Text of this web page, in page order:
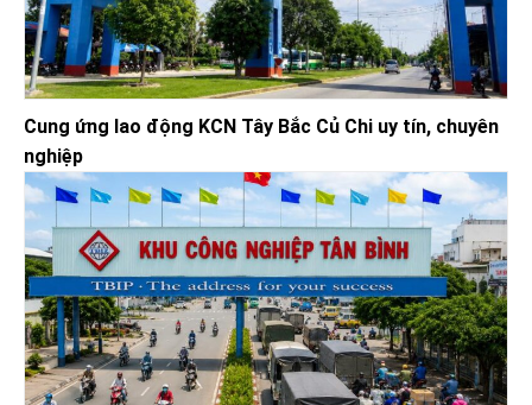
Cung ứng lao động KCN Tây Bắc Củ Chi uy tín, chuyên
nghiệp